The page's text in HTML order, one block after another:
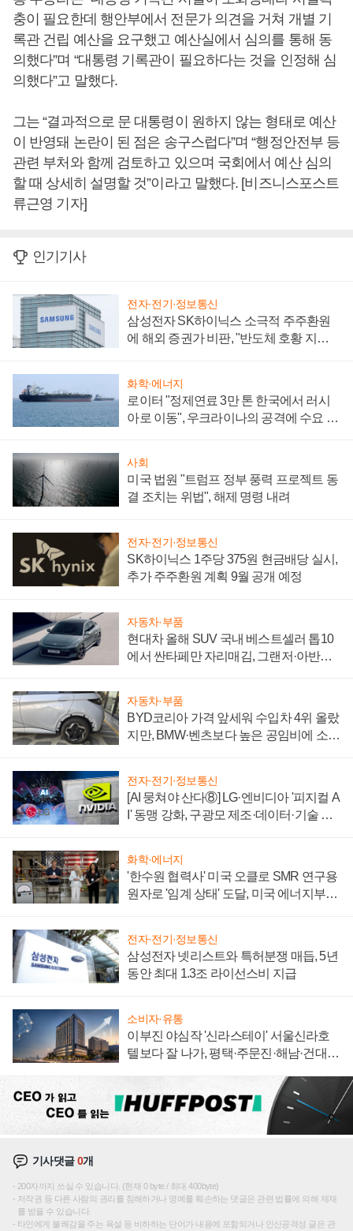
충이 필요한데 행안부에서 전문가 의견을 거쳐 개별 기
록관 건립 예산을 요구했고 예산실에서 심의를 통해 동
의했다”며 “대통령 기록관이 필요하다는 것을 인정해 심
의했다”고 말했다.
그는 “결과적으로 문 대통령이 원하지 않는 형태로 예산
이 반영돼 논란이 된 점은 송구스럽다”며 “행정안전부 등
관련 부처와 함께 검토하고 있으며 국회에서 예산 심의
할 때 상세히 설명할 것”이라고 말했다. [비즈니스포스트
류근영 기자]
인기기사
전자·전기·정보통신
삼성전자 SK하이닉스 소극적 주주환원
에 해외 증권가 비판, "반도체 호황 지속
화학·에너지
로이터 "정제연료 3만 톤 한국에서 러시
아로 이동", 우크라이나의 공격에 수요 늘
사회
미국 법원 "트럼프 정부 풍력 프로젝트 동
결 조치는 위법", 해제 명령 내려
전자·전기·정보통신
SK하이닉스 1주당 375원 현금배당 실시,
추가 주주환원 계획 9월 공개 예정
자동차·부품
현대차 올해 SUV 국내 베스트셀러 톱10
에서 싼타페만 자리매김, 그랜저·아반떼
자동차·부품
BYD코리아 가격 앞세워 수입차 4위 올랐
지만, BMW·벤츠보다 높은 공임비에 소비
전자·전기·정보통신
[AI 뭉쳐야 산다⑧] LG·엔비디아 '피지컬 A
I' 동맹 강화, 구광모 제조·데이터·기술 결
화학·에너지
'한수원 협력사' 미국 오클로 SMR 연구용
원자로 '임계 상태' 도달, 미국 에너지부
전자·전기·정보통신
삼성전자 넷리스트와 특허분쟁 매듭, 5년
동안 최대 1.3조 라이선스비 지급
소비자·유통
이부진 야심작 '신라스테이' 서울신라호
텔보다 잘 나가, 평택·주문진·해남·건대로
기사댓글0개
200자까지 쓰실 수 있습니다. (현재 0 byte / 최대 400byte)
저작권 등 다른 사람의 권리를 침해하거나 명예를 훼손하는 댓글은 관련 법률에 의해 제재
를 받을 수 있습니다.
타인에게 불쾌감을 주는 욕설 등 비하하는 단어가 내용에 포함되거나 인신공격성 글은 관